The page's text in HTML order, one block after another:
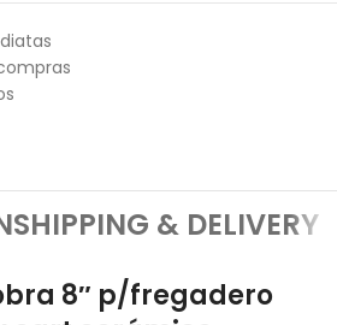
SHIPPING & DELIVERY
8″ p/fregadero